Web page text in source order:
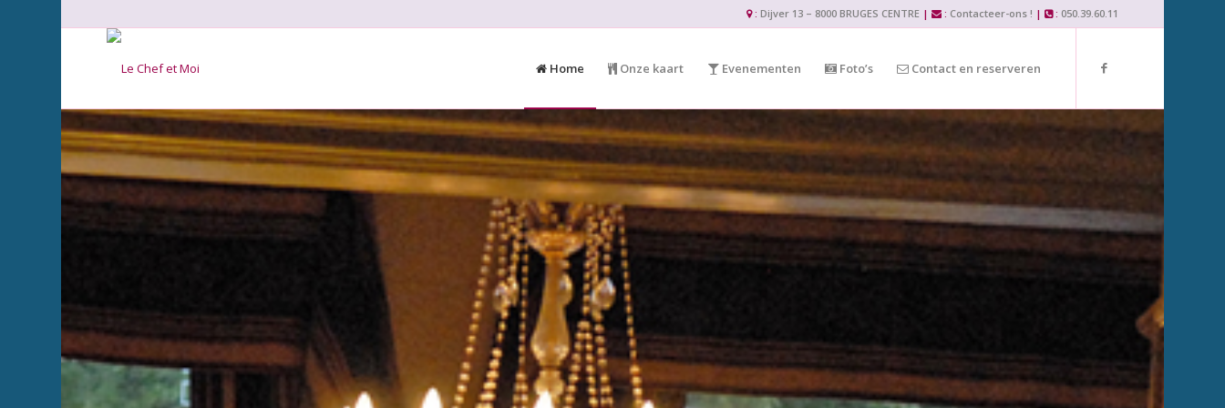
: Dijver 13 – 8000 BRUGES CENTRE| : Contacteer-ons ! | : 050.39.60.11
Home Onze kaart Evenementen Foto’s Contact en reserveren